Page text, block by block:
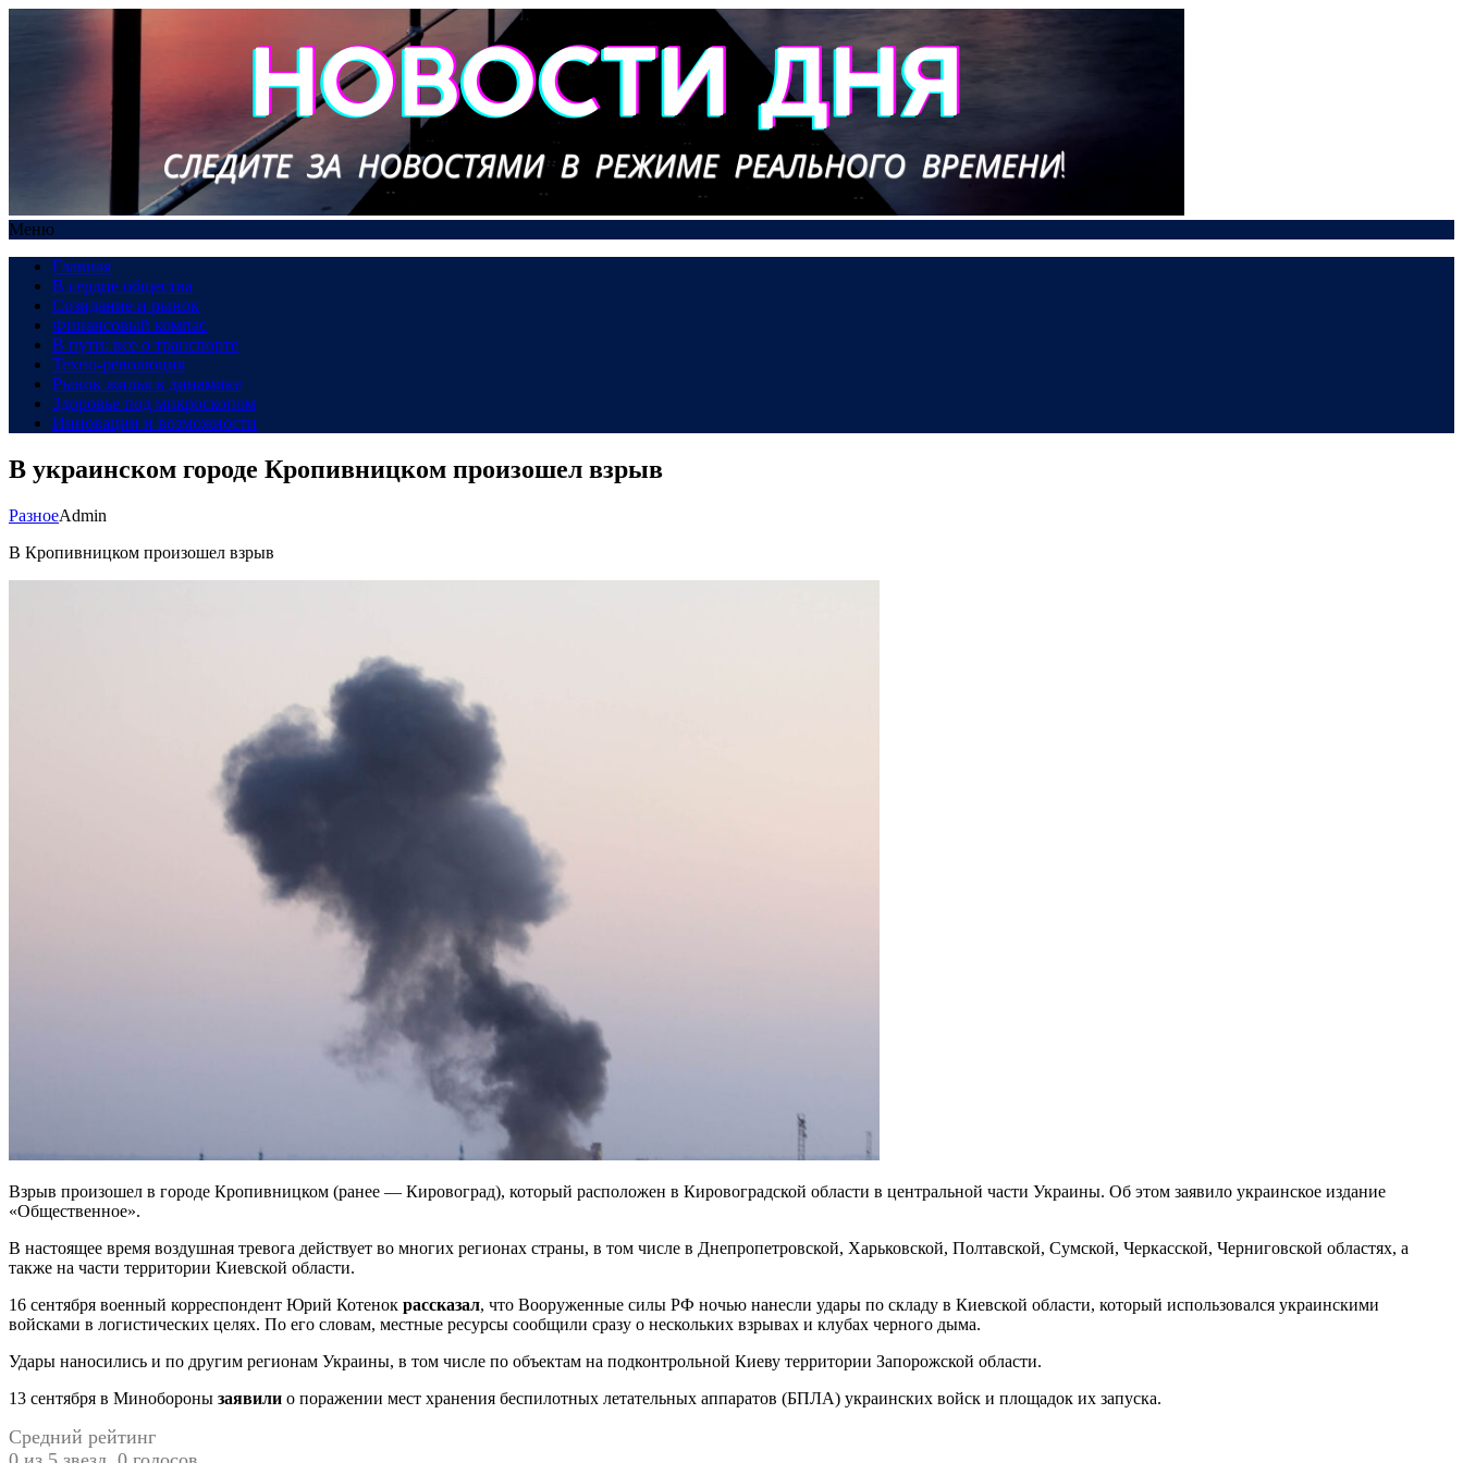
Меню
Главная
В сердце общества
Созидание и рынок
Финансовый компас
В пути: все о транспорте
Техно-революция
Рынок жилья в динамике
Здоровье под микроскопом
Инновации и возможности
В украинском городе Кропивницком произошел взрыв
РазноеAdmin
В Кропивницком произошел взрыв
Взрыв произошел в городе Кропивницком (ранее — Кировоград), который расположен в Кировоградской области в центральной части Украины. Об этом заявило украинское издание
«Общественное».
В настоящее время воздушная тревога действует во многих регионах страны, в том числе в Днепропетровской, Харьковской, Полтавской, Сумской, Черкасской, Черниговской областях, а
также на части территории Киевской области.
16 сентября военный корреспондент Юрий Котенок рассказал, что Вооруженные силы РФ ночью нанесли удары по складу в Киевской области, который использовался украинскими
войсками в логистических целях. По его словам, местные ресурсы сообщили сразу о нескольких взрывах и клубах черного дыма.
Удары наносились и по другим регионам Украины, в том числе по объектам на подконтрольной Киеву территории Запорожской области.
13 сентября в Минобороны заявили о поражении мест хранения беспилотных летательных аппаратов (БПЛА) украинских войск и площадок их запуска.
Средний рейтинг